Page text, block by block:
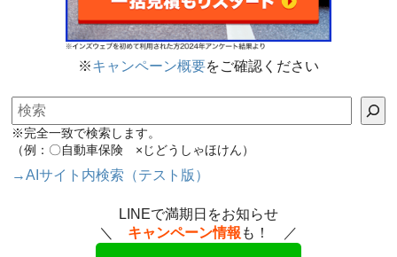
※キャンペーン概要をご確認ください
検索
※完全一致で検索します。
（例：〇自動車保険 ×じどうしゃほけん）
→AIサイト内検索（テスト版）
LINEで満期日をお知らせ
＼ キャンペーン情報 も！ ／